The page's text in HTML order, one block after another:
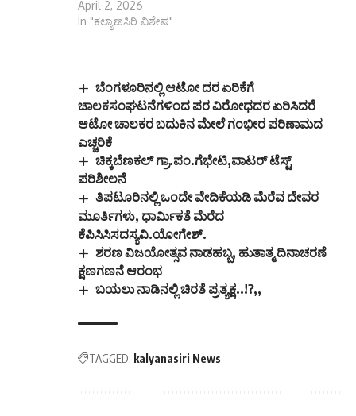
ಪರಿಷ್ಕರಣಗೆ SiR ಗೆ ಮನೆ
ಮನೆಗೆ ಕಾರ್ಯಕ್ರಮಕ
ಸಕ್ರಿಯವಾಗಿ ಭಾಗವಹಿಸಿ,
ಮತದಾರರ ಪಟ್ಟಿಯಲ್ಲಿ…
April 2, 2026
In "ಕಲ್ಯಾಣಸಿರಿ ವಿಶೇಷ"
ಬೆಂಗಳೂರಿನಲ್ಲಿ ಆಟೋ ದರ ಏರಿಕೆಗೆ
ಚಾಲಕಸಂಘಟನೆಗಳಿಂದ ಪರ ವಿರೋಧದರ ಏರಿಸಿದರೆ
ಆಟೋ ಚಾಲಕರ ಬದುಕಿನ ಮೇಲೆ ಗಂಭೀರ ಪರಿಣಾಮದ
ಎಚ್ಚರಿಕೆ
ಚಿಕ್ಕಬೆಣಕಲ್ ಗ್ರಾ.ಪಂ.ಗೆಭೇಟಿ,ವಾಟರ್ ಟೆಸ್ಟ್
ಪರಿಶೀಲನೆ
ತಿಪಟೂರಿನಲ್ಲಿ ಒಂದೇ ವೇದಿಕೆಯಡಿ ಮೆರೆವ ದೇವರ
ಮೂರ್ತಿಗಳು, ಧಾರ್ಮಿಕತೆ ಮೆರೆದ
ಕೆಪಿಸಿಸಿಸದಸ್ಯವಿ.ಯೋಗೇಶ್.
ಶರಣ ವಿಜಯೋತ್ಸವ ನಾಡಹಬ್ಬ, ಹುತಾತ್ಮ ದಿನಾಚರಣೆ
ಕ್ಷಣಗಣನೆ ಆರಂಭ
ಬಯಲು ನಾಡಿನಲ್ಲಿ ಚಿರತೆ ಪ್ರತ್ಯಕ್ಷ..!?,,
TAGGED: kalyanasiri News